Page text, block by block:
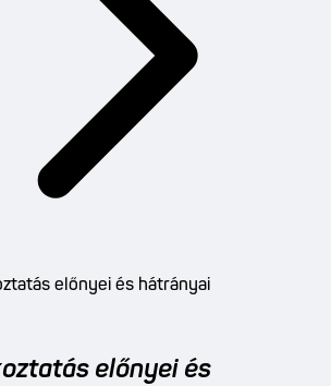
előnyei és hátrányai
előnyei és